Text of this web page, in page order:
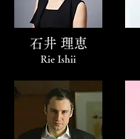
石井 理恵
Rie Ishii